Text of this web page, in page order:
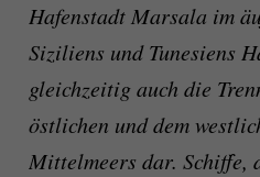
Hafenstadt Marsala im
Siziliens und Tunesiens
gleichzeitig auch die
östlichen und dem
Mittelmeers dar. Schiffe,